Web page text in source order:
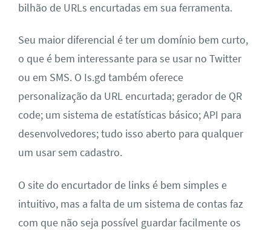
bilhão de URLs encurtadas em sua ferramenta.
Seu maior diferencial é ter um domínio bem curto,
o que é bem interessante para se usar no Twitter
ou em SMS. O Is.gd também oferece
personalização da URL encurtada; gerador de QR
code; um sistema de estatísticas básico; API para
desenvolvedores; tudo isso aberto para qualquer
um usar sem cadastro.
O site do encurtador de links é bem simples e
intuitivo, mas a falta de um sistema de contas faz
com que não seja possível guardar facilmente os